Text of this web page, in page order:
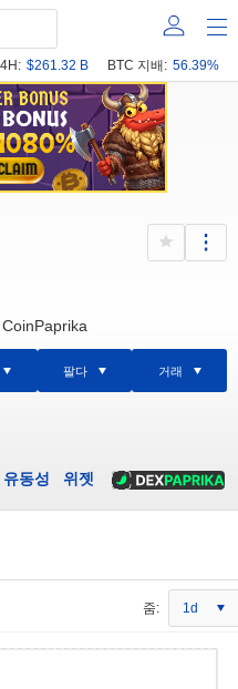
$261.32 B BTC 지배: 56.39%
팔다 거래
유동성 위젯
줌: 1d